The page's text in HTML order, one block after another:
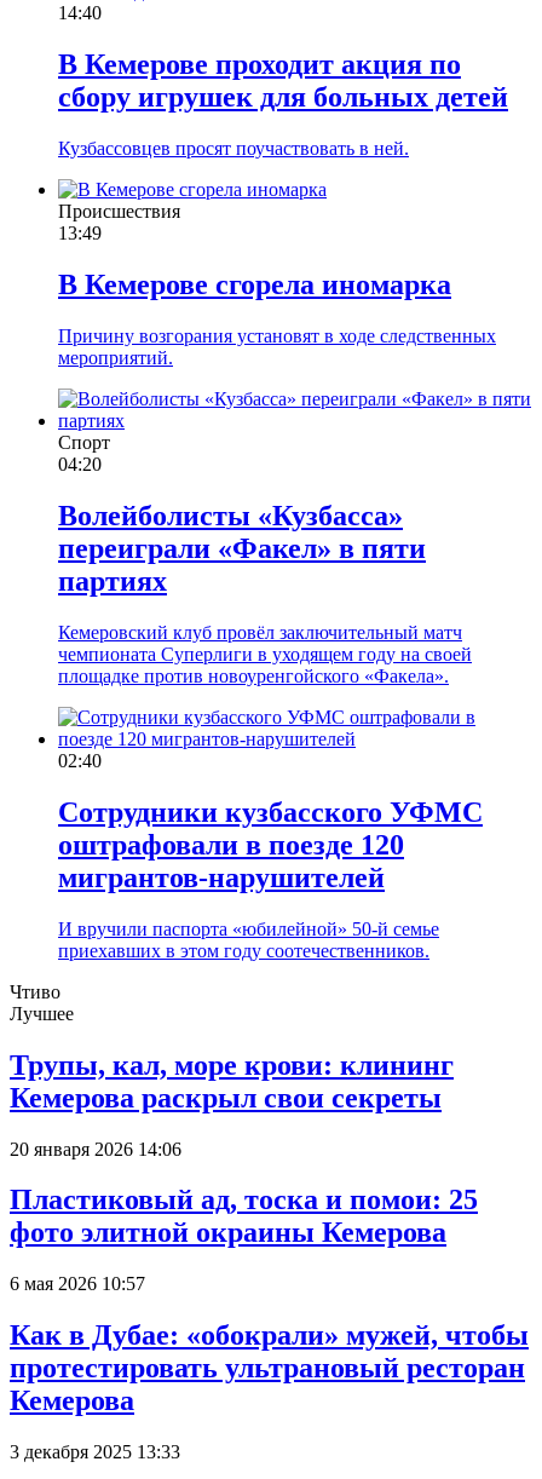
14:40
В Кемерове проходит акция по
сбору игрушек для больных детей
Кузбассовцев просят поучаствовать в ней.
Происшествия
13:49
В Кемерове сгорела иномарка
Причину возгорания установят в ходе следственных
мероприятий.
Спорт
04:20
Волейболисты «Кузбасса»
переиграли «Факел» в пяти
партиях
Кемеровский клуб провёл заключительный матч
чемпионата Суперлиги в уходящем году на своей
площадке против новоуренгойского «Факела».
02:40
Сотрудники кузбасского УФМС
оштрафовали в поезде 120
мигрантов-нарушителей
И вручили паспорта «юбилейной» 50-й семье
приехавших в этом году соотечественников.
Чтиво
Лучшее
Трупы, кал, море крови: клининг
Кемерова раскрыл свои секреты
20 января 2026 14:06
Пластиковый ад, тоска и помои: 25
фото элитной окраины Кемерова
6 мая 2026 10:57
Как в Дубае: «обокрали» мужей, чтобы
протестировать ультрановый ресторан
Кемерова
3 декабря 2025 13:33